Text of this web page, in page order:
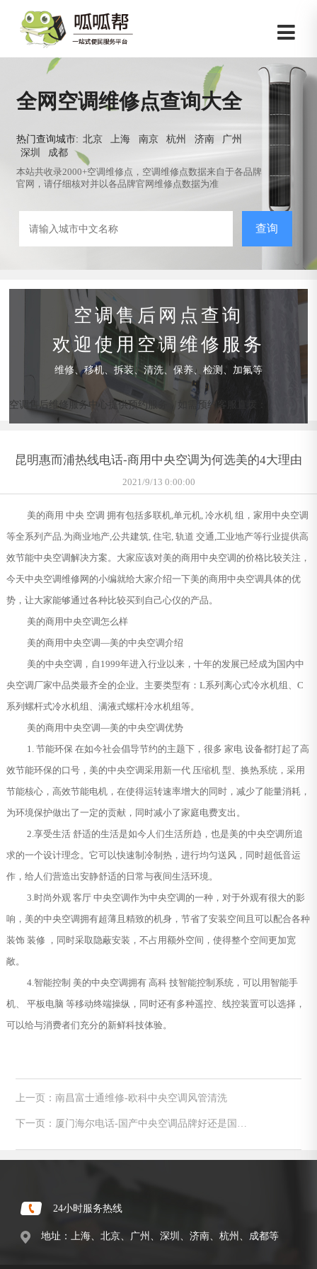
全网空调维修点查询大全
热门查询城市: 北京 上海 南京 杭州 济南
广州
深圳
成都
本站共收录2000+空调维修点，空调维修点数据来自于各品牌
官网，请仔细核对并以各品牌官网维修点数据为准
查询
空调售后网点查询
欢迎使用空调维修服务
维修、移机、拆装、清洗、保养、检测、加氟等
空调售后维修服务中心提供预约服务，如需预约客服直拨：
昆明惠而浦热线电话-商用中央空调为何选美的4大理由
2021/9/13 0:00:00
美的商用 中央 空调 拥有包括多联机,单元机, 冷水机 组，家用中央空调
等全系列产品.为商业地产,公共建筑, 住宅, 轨道 交通,工业地产等行业提供高
效节能中央空调解决方案。大家应该对美的商用中央空调的价格比较关注，
今天中央空调维修网的小编就给大家介绍一下美的商用中央空调具体的优
势，让大家能够通过各种比较买到自己心仪的产品。
美的商用中央空调怎么样
美的商用中央空调—美的中央空调介绍
美的中央空调，自1999年进入行业以来，十年的发展已经成为国内中
央空调厂家中品类最齐全的企业。主要类型有：L系列离心式冷水机组、C
系列螺杆式冷水机组、满液式螺杆冷水机组等。
美的商用中央空调—美的中央空调优势
1. 节能环保 在如今社会倡导节约的主题下，很多 家电 设备都打起了高
效节能环保的口号，美的中央空调采用新一代 压缩机 型、换热系统，采用
节能核心，高效节能电机，在使得运转速率增大的同时，减少了能量消耗，
为环境保护做出了一定的贡献，同时减小了家庭电费支出。
2.享受生活 舒适的生活是如今人们生活所趋，也是美的中央空调所追
求的一个设计理念。它可以快速制冷制热，进行均匀送风，同时超低音运
作，给人们营造出安静舒适的日常与夜间生活环境。
3.时尚外观 客厅 中央空调作为中央空调的一种，对于外观有很大的影
响，美的中央空调拥有超薄且精致的机身，节省了安装空间且可以配合各种
装饰 装修 ，同时采取隐蔽安装，不占用额外空间，使得整个空间更加宽
敞。
4.智能控制 美的中央空调拥有 高科 技智能控制系统，可以用智能手
机、 平板电脑 等移动终端操纵，同时还有多种遥控、线控装置可以选择，
可以给与消费者们充分的新鲜科技体验。
上一页：南昌富士通维修-欧科中央空调风管清洗
下一页：厦门海尔电话-国产中央空调品牌好还是国外
24小时服务热线
地址：上海、北京、广州、深圳、济南、杭州、成都等